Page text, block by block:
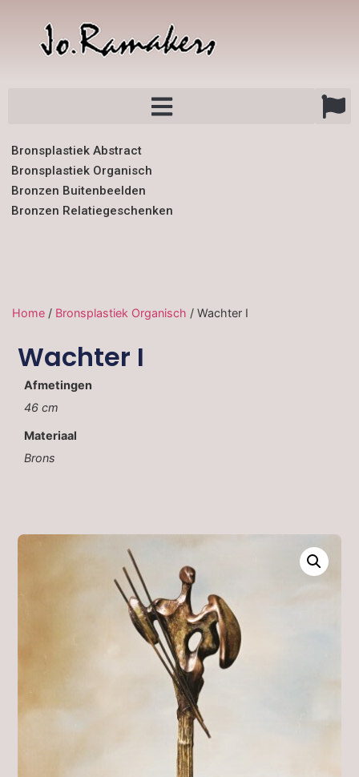
Bronsplastiek Abstract
Bronsplastiek Organisch
Bronzen Buitenbeelden
Bronzen Relatiegeschenken
Home / Bronsplastiek Organisch / Wachter I
Wachter I
Afmetingen
46 cm
Materiaal
Brons